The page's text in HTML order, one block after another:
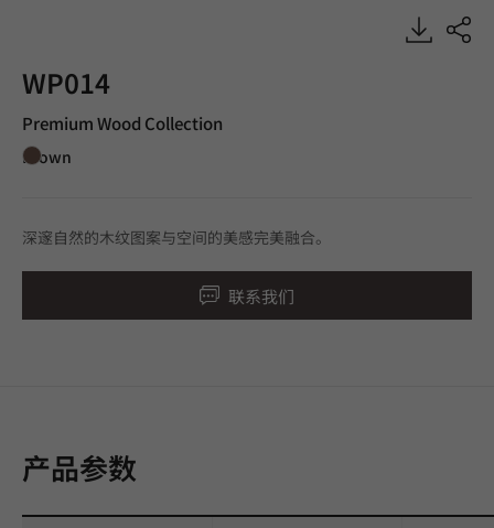
WP014
Premium Wood Collection
Brown
深邃自然的木纹图案与空间的美感完美融合。
联系我们
产品参数